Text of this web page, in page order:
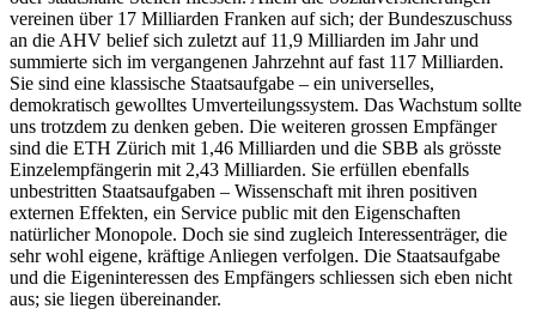
vereinen über 17 Milliarden Franken auf sich; der Bundeszuschuss
an die AHV belief sich zuletzt auf 11,9 Milliarden im Jahr und
summierte sich im vergangenen Jahrzehnt auf fast 117 Milliarden.
Sie sind eine klassische Staatsaufgabe – ein universelles,
demokratisch gewolltes Umverteilungssystem. Das Wachstum sollte
uns trotzdem zu denken geben. Die weiteren grossen Empfänger
sind die ETH Zürich mit 1,46 Milliarden und die SBB als grösste
Einzelempfängerin mit 2,43 Milliarden. Sie erfüllen ebenfalls
unbestritten Staatsaufgaben – Wissenschaft mit ihren positiven
externen Effekten, ein Service public mit den Eigenschaften
natürlicher Monopole. Doch sie sind zugleich Interessenträger, die
sehr wohl eigene, kräftige Anliegen verfolgen. Die Staatsaufgabe
und die Eigeninteressen des Empfängers schliessen sich eben nicht
aus; sie liegen übereinander.